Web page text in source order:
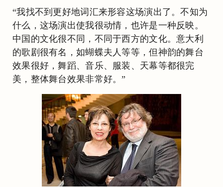
“我找不到更好地词汇来形容这场演出了。不知为
什么，这场演出使我很动情，也许是一种反映。
中国的文化很不同，不同于西方的文化。意大利
的歌剧很有名，如蝴蝶夫人等等，但神韵的舞台
效果很好，舞蹈、音乐、服装、天幕等都很完
美，整体舞台效果非常好。”